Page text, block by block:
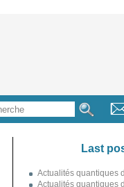
Last
Actualités quantiques
Actualités quantiques